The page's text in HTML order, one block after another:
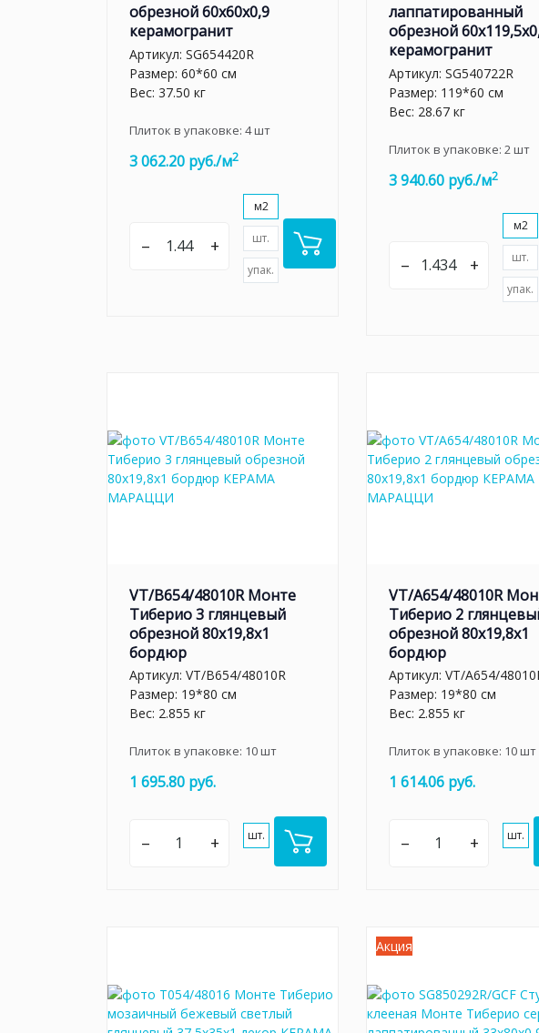
обрезной 60x60x0,9
керамогранит
Артикул: SG654420R
Размер: 60*60 см
Вес: 37.50 кг
Плиток в упаковке: 4шт
3 062.20 руб./м2
– +
м2
шт.
упак.
лаппатированный
обрезной
керамогранит
Артикул: SG540722R
Размер: 119*60 см
Вес: 28.67 кг
Плиток в упаковке: 2 шт
3 940.60 руб./м2
– +
м2
шт.
упак.
VT/B654/48010R Монте
Тиберио 3 глянцевый
обрезной 80x19,8x1
бордюр
Артикул: VT/B654/48010R
Размер: 19*80 см
Вес: 2.855 кг
Плиток в упаковке: 10шт
1 695.80 руб.
– + шт.
VT/A654/48010R
Тиберио 2
обрезной 80x19,8x1
бордюр
Артикул: VT/A654/
Размер: 19*80 см
Вес: 2.855 кг
Плиток в упаковке: 10шт
1 614.06 руб.
– + шт.
Акция